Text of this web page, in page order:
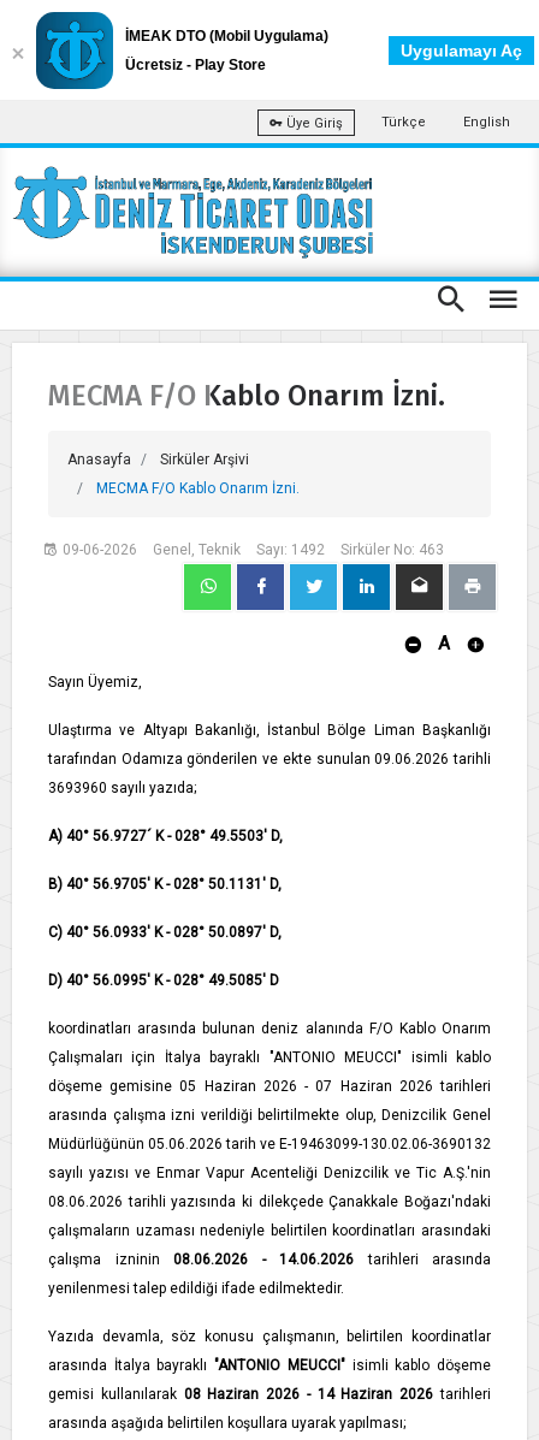
Üye Giriş Türkçe English
MECMA F/O Kablo Onarım İzni.
Anasayfa
Sirküler Arşivi
MECMA F/O Kablo Onarım İzni.
09-06-2026 Genel, Teknik Sayı: 1492 Sirküler No: 463
A
Sayın Üyemiz,
Ulaştırma ve Altyapı Bakanlığı, İstanbul Bölge Liman Başkanlığı
tarafından Odamıza gönderilen ve ekte sunulan 09.06.2026 tarihli
3693960 sayılı yazıda;
A) 40° 56.9727´ K - 028° 49.5503' D,
B) 40° 56.9705' K - 028° 50.1131' D,
C) 40° 56.0933' K - 028° 50.0897' D,
D) 40° 56.0995' K - 028° 49.5085' D
koordinatları arasında bulunan deniz alanında F/O Kablo Onarım
Çalışmaları için İtalya bayraklı "ANTONIO MEUCCI" isimli kablo
döşeme gemisine 05 Haziran 2026 - 07 Haziran 2026 tarihleri
arasında çalışma izni verildiği belirtilmekte olup, Denizcilik Genel
Müdürlüğünün 05.06.2026 tarih ve E-19463099-130.02.06-3690132
sayılı yazısı ve Enmar Vapur Acenteliği Denizcilik ve Tic A.Ş.'nin
08.06.2026 tarihli yazısında ki dilekçede Çanakkale Boğazı'ndaki
çalışmaların uzaması nedeniyle belirtilen koordinatları arasındaki
çalışma izninin 08.06.2026 - 14.06.2026 tarihleri arasında
yenilenmesi talep edildiği ifade edilmektedir.
Yazıda devamla, söz konusu çalışmanın, belirtilen koordinatlar
arasında İtalya bayraklı"ANTONIO MEUCCI"isimli kablo döşeme
gemisi kullanılarak08 Haziran 2026 - 14 Haziran 2026 tarihleri
arasında aşağıda belirtilen koşullara uyarak yapılması;
İMEAK DTO (Mobil Uygulama)
Ücretsiz - Play Store
Uygulamayı Aç